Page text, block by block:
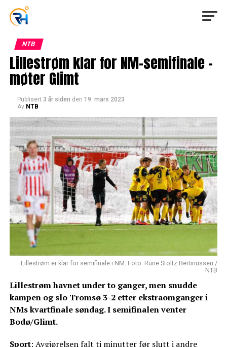
NTB
Lillestrøm klar for NM-semifinale –
møter Glimt
Publisert 3 år siden den 19. mars 2023
Av NTB
Lillestrøm er klar for semifinale i NM. Foto: Rune Stoltz Bertinussen /
NTB
Lillestrøm havnet under to ganger, men snudde
kampen og slo Tromsø 3-2 etter ekstraomganger i
NMs kvartfinale søndag. I semifinalen venter
Bodø/Glimt.
Sport: Avgjørelsen falt ti minutter før slutt i andre